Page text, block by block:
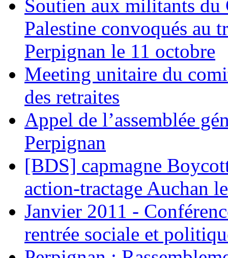
Soutien aux militants
Palestine convoqués au
Perpignan le 11 octobre
Meeting unitaire du
des retraites
Appel de l’assemblée
Perpignan
[BDS] capmagne
action-tractage Auchan
Janvier 2011 -
rentrée sociale et